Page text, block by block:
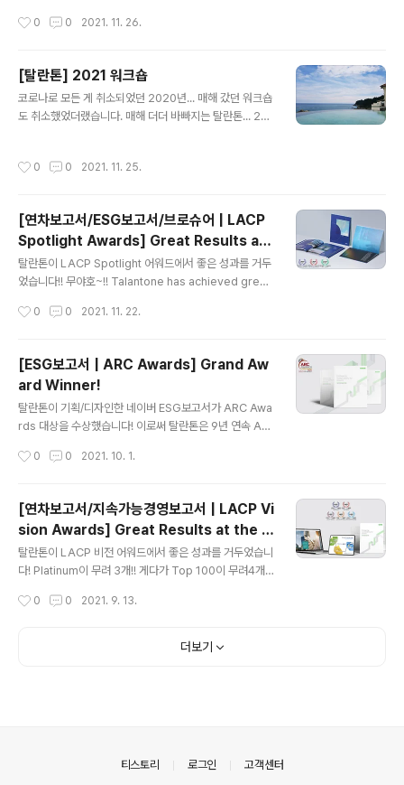
모범 좋은 주말 보내세요!!!^^
0 0 2021. 11. 26.
[탈란톤] 2021 워크숍
코로나로 모든 게 취소되었던 2020년... 매해 갔던 워크숍
도 취소했었더랬습니다. 매해 더더 바빠지는 탈란톤... 20
소수 정예! 안전 최고!! 그리고, 매우 중요한... 싸우지 말
던 기억들을 기록하기 위해 적어보는 많이 늦은 후기. 숙소
에서 바라본 양양 바다... 3박 4일 내내 수업을 받은 서프
스쿨. 강사님... 감사합니다! 덕분에 제가 이렇게 양양 바다
위에 엉거주춤 설 수 있었습니다!! 우리의 성공적인 서퍼 데
0 0 2021. 11. 25.
[연차보고서/ESG보고서/브로슈어 | LACP
Spotlight Awards] Great Results at
the 2021 LACP Spotlight Awards
탈란톤이 LACP Spotlight 어워드에서 좋은 성과를 거두
었습니다!! 무야호~!! Talantone has achieved great
nclude: Doosan Engineering & Construction Bro
cio Group 2020 Integrated Report (Platinum, Gl
obal Top 9) Hyundai Doosan Infracore 2020 Int
egrated Report (Platinum, Global Top 10) LOT
T..
0 0 2021. 11. 22.
[ESG보고서 | ARC Awards] Grand Aw
ard Winner!
탈란톤이 기획/디자인한 네이버 ESG보고서가 ARC Awa
rds 대상을 수상했습니다! 이로써 탈란톤은 9년 연속 AR
었습니다!! NAVER ESG Report created by Talanto
0 0 2021. 10. 1.
[연차보고서/지속가능경영보고서 | LACP Vi
sion Awards] Great Results at the 2
020 LACP Vision Awards
탈란톤이 LACP 비전 어워드에서 좋은 성과를 거두었습니
다! Platinum이 무려 3개!! 게다가 Top 100이 무려4개!!!
ved great results at the LACP Vision Awards. Wi
20 Annual Report (Global Top 45) Shinhan Finan
0 0 2021. 9. 13.
더보기
티스토리 로그인 고객센터